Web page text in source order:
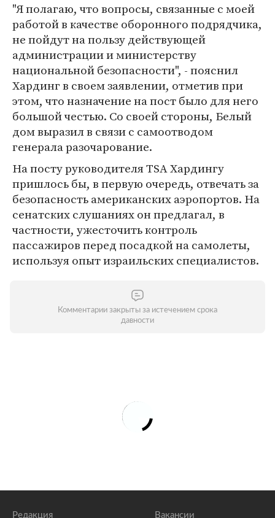
"Я полагаю, что вопросы, связанные с моей
работой в качестве оборонного подрядчика,
не пойдут на пользу действующей
администрации и министерству
национальной безопасности", - пояснил
Хардинг в своем заявлении, отметив при
этом, что назначение на пост было для него
большой честью. Со своей стороны, Белый
дом выразил в связи с самоотводом
генерала разочарование.
На посту руководителя TSA Хардингу
пришлось бы, в первую очередь, отвечать за
безопасность американских аэропортов. На
сенатских слушаниях он предлагал, в
частности, ужесточить контроль
пассажиров перед посадкой на самолеты,
используя опыт израильских специалистов.
Комментарии закрыты за истечением срока
давности
Редакция Вакансии